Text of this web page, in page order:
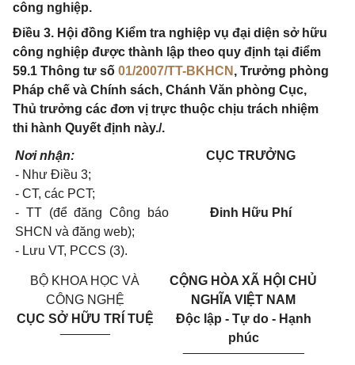
công nghiệp.
Điều 3. Hội đồng Kiểm tra nghiệp vụ đại diện sở hữu
công nghiệp được thành lập theo quy định tại điểm
59.1 Thông tư số 01/2007/TT-BKHCN , Trưởng phòng
Pháp chế và Chính sách, Chánh Văn phòng Cục,
Thủ trưởng các đơn vị trực thuộc chịu trách nhiệm
thi hành Quyết định này./.
Nơi nhận:
- Như Điều 3;
- CT, các PCT;
- TT (để đăng Công báo
SHCN và đăng web);
- Lưu VT, PCCS (3).
CỤC TRƯỞNG
Đinh Hữu Phí
BỘ KHOA HỌC VÀ
CÔNG NGHỆ
CỤC SỞ HỮU TRÍ TUỆ
CỘNG HÒA XÃ HỘI CHỦ
NGHĨA VIỆT NAM
Độc lập - Tự do - Hạnh
phúc
_________________